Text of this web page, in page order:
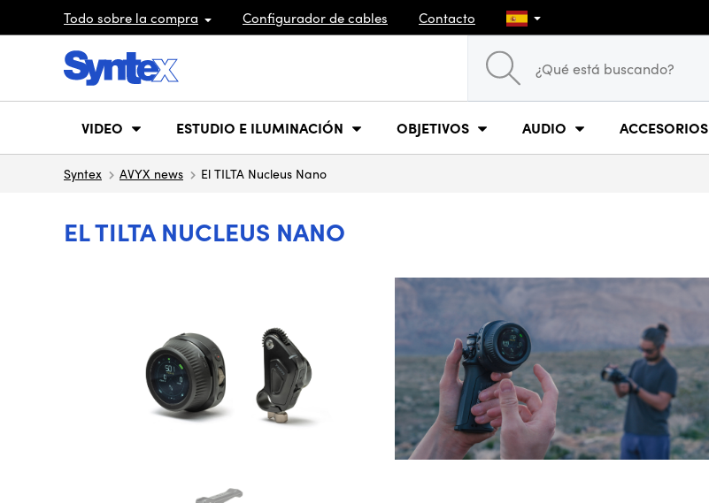
Todo sobre la compra Configurador de cables Contacto
VIDEO ESTUDIO E ILUMINACIÓN OBJETIVOS AUDIO ACCESORIOS
Syntex AVYX news El TILTA Nucleus Nano
EL TILTA NUCLEUS NANO